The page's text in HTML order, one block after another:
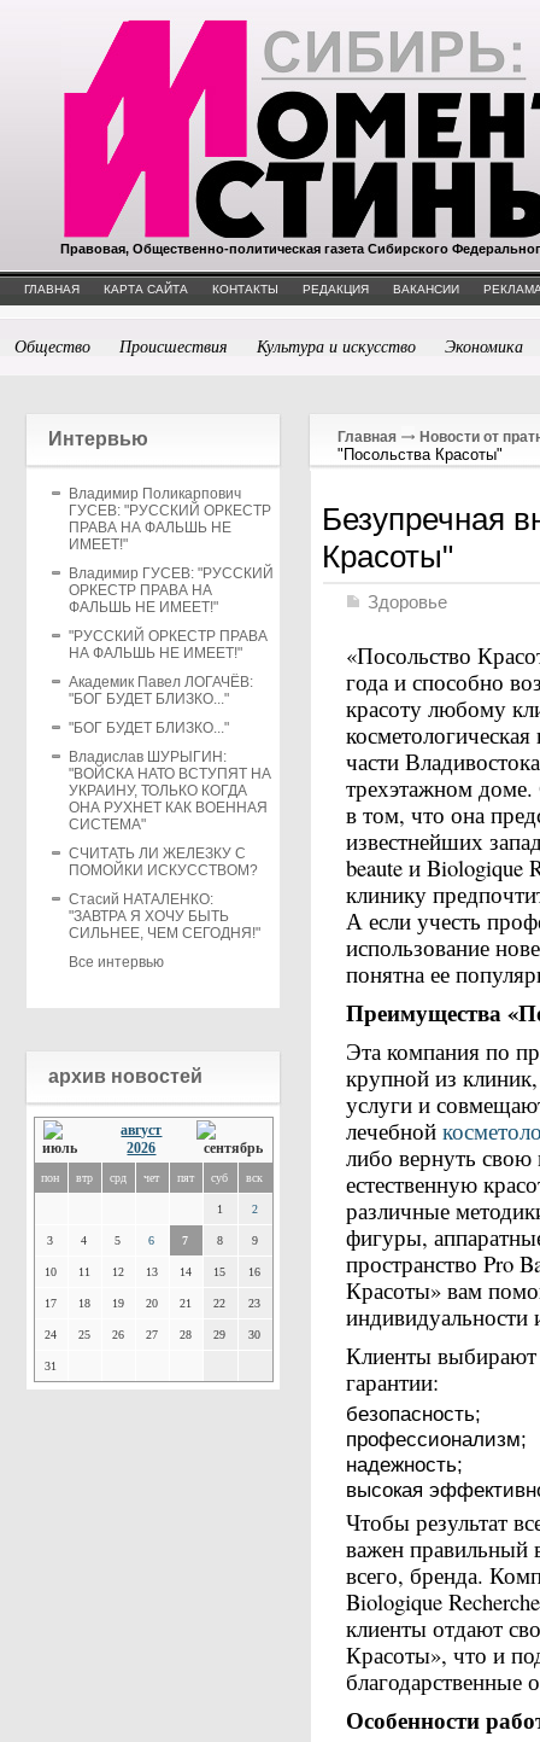
Правовая, Общественно-политическая газета Сибирского
ГЛАВНАЯ КАРТА САЙТА КОНТАКТЫ РЕДАКЦИЯ ВАКАНСИИ
Общество Происшествия Культура и искусство Экономика
Интервью
Владимир Поликарпович
ГУСЕВ: "РУССКИЙ ОРКЕСТР
ПРАВА НА ФАЛЬШЬ НЕ
ИМЕЕТ!"
Владимир ГУСЕВ: "РУССКИЙ
ОРКЕСТР ПРАВА НА
ФАЛЬШЬ НЕ ИМЕЕТ!"
"РУССКИЙ ОРКЕСТР ПРАВА
НА ФАЛЬШЬ НЕ ИМЕЕТ!"
Академик Павел ЛОГАЧЁВ:
"БОГ БУДЕТ БЛИЗКО..."
"БОГ БУДЕТ БЛИЗКО..."
Владислав ШУРЫГИН:
"ВОЙСКА НАТО ВСТУПЯТ НА
УКРАИНУ, ТОЛЬКО КОГДА
ОНА РУХНЕТ КАК ВОЕННАЯ
СИСТЕМА"
СЧИТАТЬ ЛИ ЖЕЛЕЗКУ С
ПОМОЙКИ ИСКУССТВОМ?
Стасий НАТАЛЕНКО:
"ЗАВТРА Я ХОЧУ БЫТЬ
СИЛЬНЕЕ, ЧЕМ СЕГОДНЯ!"
Все интервью
архив новостей
август
2026
пон втр срд чет пят суб вск
1 2
3 4 5 6 7 8 9
10 11 12 13 14 15 16
17 18 19 20 21 22 23
24 25 26 27 28 29 30
31
Главная Новости от
"Посольства Красоты"
Безупречная
Красоты"
Здоровье
«Посольство
года и способно
красоту любому
части
трехэтажном доме.
в том, что она
известнейших
beaute и Biologique
клинику
А если учесть
использование
понятна ее
Преимущества
Эта компания по
крупной из
услуги и
лечебной
либо вернуть
естественную
различные
фигуры,
пространство Pro
Красоты» вам
индивидуальности
Клиенты
гарантии:
безопасность;
профессионализм;
надежность;
высокая
Чтобы результат
важен правильный
всего, бренда.
Biologique
клиенты отдают
Красоты», что и
благодарственные
Особенности